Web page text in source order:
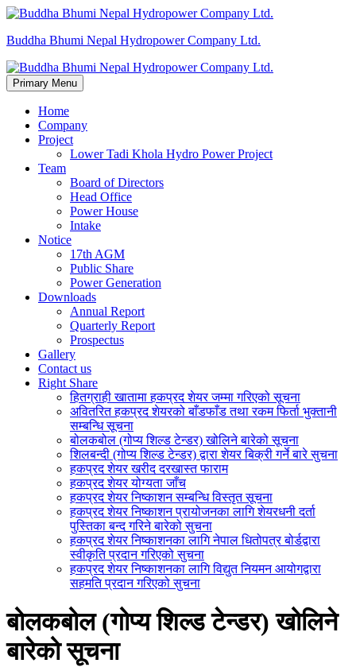
Skip
content
Buddha Bhumi Nepal Hydropower Company Ltd.
Primary Menu
Home
Company
Project
Lower Tadi Khola Hydro Power Project
Team
Board of Directors
Head Office
Power House
Intake
Notice
17th AGM
Public Share
Power Generation
Downloads
Annual Report
Quarterly Report
Prospectus
Gallery
Contact us
Right Share
हितग्राही खातामा हकप्रद शेयर जम्मा गरिएको सूचना
अवितरित हकप्रद शेयरको बाँडफाँड तथा रकम फिर्ता भुक्तानी
सम्बन्धि सूचना
बोलकबोल (गोप्य शिल्ड टेन्डर) खोलिने बारेको सूचना
शिलबन्दी (गोप्य शिल्ड टेन्डर) द्वारा शेयर बिक्री गर्ने बारे सुचना
हकप्रद शेयर खरीद दरखास्त फाराम
हकप्रद शेयर योग्यता जाँच
हकप्रद शेयर निष्काशन सम्बन्धि विस्तृत सूचना
हकप्रद शेयर निष्काशन प्रायोजनका लागि शेयरधनी दर्ता
पुस्तिका बन्द गरिने बारेको सुचना
हकप्रद शेयर निष्काशनका लागि नेपाल धितोपत्र बोर्डद्वारा
स्वीकृति प्रदान गरिएको सुचना
हकप्रद शेयर निष्काशनका लागि विद्युत नियमन आयोगद्वारा
सहमति प्रदान गरिएको सुचना
बोलकबोल (गोप्य शिल्ड टेन्डर) खोलिने
बारेको सूचना